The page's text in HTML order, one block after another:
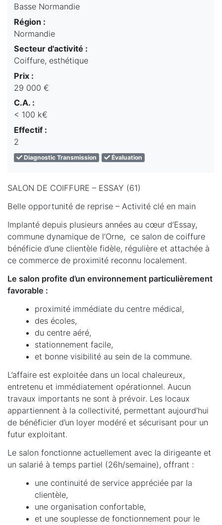
Basse Normandie
Région :
Normandie
Secteur d'activité :
Coiffure, esthétique
Prix :
29 000 €
C.A. :
< 100 k€
Effectif :
2
Diagnostic Transmission Évaluation
SALON DE COIFFURE – ESSAY (61)
Belle opportunité de reprise – Activité clé en main
Implanté depuis plusieurs années au cœur d’Essay,
commune dynamique de l’Orne, ce salon de coiffure
bénéficie d’une clientèle fidèle, régulière et attachée à
ce commerce de proximité reconnu localement.
Le salon profite d’un environnement particulièrement
favorable :
proximité immédiate du centre médical,
des écoles,
du centre aéré,
stationnement facile,
et bonne visibilité au sein de la commune.
L’affaire est exploitée dans un local chaleureux,
entretenu et immédiatement opérationnel. Aucun
travaux importants ne sont à prévoir. Les locaux
appartiennent à la collectivité, permettant aujourd’hui
de bénéficier d’un loyer modéré et sécurisant pour un
futur exploitant.
Le salon fonctionne actuellement avec la dirigeante et
un salarié à temps partiel (26h/semaine), offrant :
une continuité de service appréciée par la
clientèle,
une organisation confortable,
et une souplesse de fonctionnement pour le